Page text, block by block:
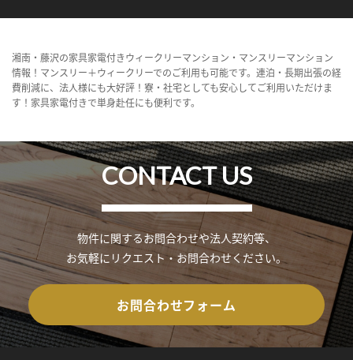
湘南・藤沢の家具家電付きウィークリーマンション・マンスリーマンション
情報！マンスリー＋ウィークリーでのご利用も可能です。連泊・長期出張の経
費削減に、法人様にも大好評！寮・社宅としても安心してご利用いただけま
す！家具家電付きで単身赴任にも便利です。
CONTACT US
物件に関するお問合わせや法人契約等、
お気軽にリクエスト・お問合わせください。
お問合わせフォーム